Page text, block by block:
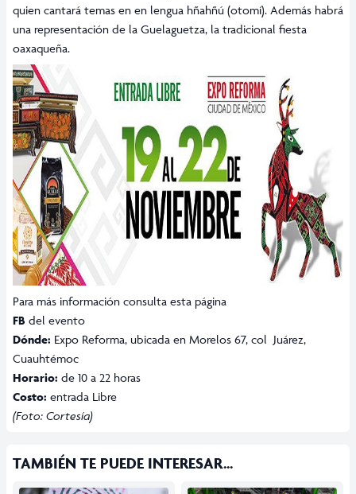
quien cantará temas en en lengua hñahñú (otomí). Además habrá
una representación de la Guelaguetza, la tradicional fiesta
oaxaqueña.
Para más información consulta esta página
FB del evento
Dónde: Expo Reforma, ubicada en Morelos 67, col Juárez,
Cuauhtémoc
Horario: de 10 a 22 horas
Costo: entrada Libre
(Foto: Cortesía)
TAMBIÉN TE PUEDE INTERESAR...